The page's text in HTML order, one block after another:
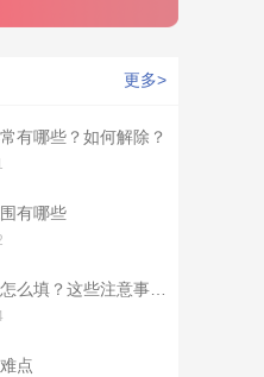
更多>
有哪些？如何解除？
有哪些
点